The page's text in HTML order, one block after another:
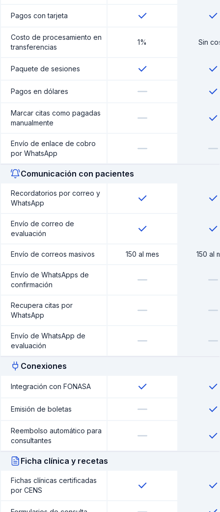
Pagos con tarjeta
Costo de procesamiento en
transferencias
1% Sin
Paquete de sesiones
Pagos en dólares
Marcar citas como pagadas
manualmente
Envío de enlace de cobro
por WhatsApp
Comunicación con pacientes
Recordatorios por correo y
WhatsApp
Envío de correo de
evaluación
Envío de correos masivos 150 al mes 150 al
Envío de WhatsApps de
confirmación
Recupera citas por
WhatsApp
Envío de WhatsApp de
evaluación
Conexiones
Integración con FONASA
Emisión de boletas
Reembolso automático para
consultantes
Ficha clínica y recetas
Fichas clínicas certificadas
por CENS